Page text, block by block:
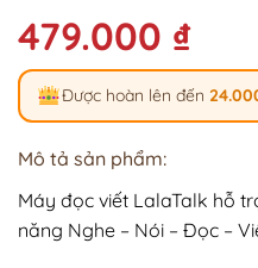
479.000 ₫
Được hoàn lên đến
Mô tả sản phẩm:
Máy đọc viết LalaTalk hỗ
năng Nghe – Nói – Đọc –